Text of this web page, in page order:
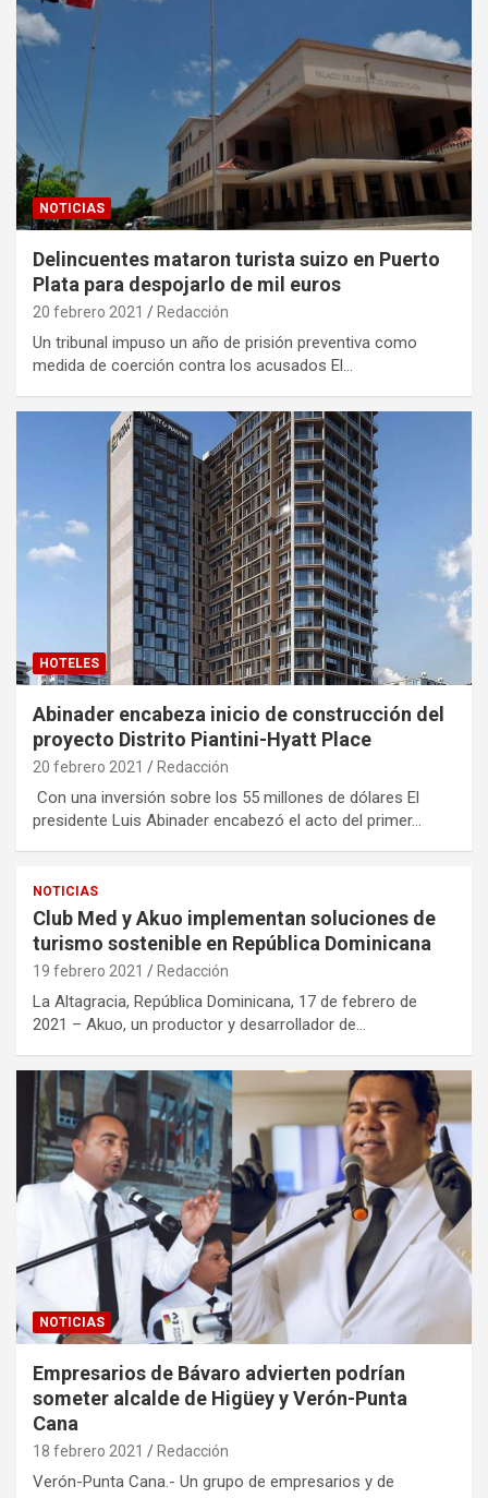
NOTICIAS
Delincuentes mataron turista suizo en Puerto
Plata para despojarlo de mil euros
20 febrero 2021 Redacción
Un tribunal impuso un año de prisión preventiva como
medida de coerción contra los acusados El…
HOTELES
Abinader encabeza inicio de construcción del
proyecto Distrito Piantini-Hyatt Place
20 febrero 2021 Redacción
Con una inversión sobre los 55 millones de dólares El
presidente Luis Abinader encabezó el acto del primer…
NOTICIAS
Club Med y Akuo implementan soluciones de
turismo sostenible en República Dominicana
19 febrero 2021 Redacción
La Altagracia, República Dominicana, 17 de febrero de
2021 – Akuo, un productor y desarrollador de…
NOTICIAS
Empresarios de Bávaro advierten podrían
someter alcalde de Higüey y Verón-Punta
Cana
18 febrero 2021 Redacción
Verón-Punta Cana.- Un grupo de empresarios y de